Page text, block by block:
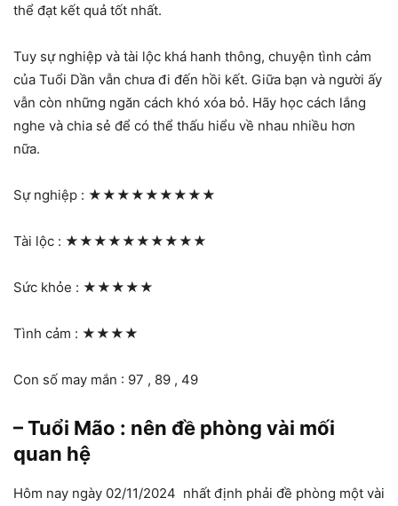
thể đạt kết quả tốt nhất.
Tuy sự nghiệp và tài lộc khá hanh thông, chuyện tình cảm
của Tuổi Dần vẫn chưa đi đến hồi kết. Giữa bạn và người ấy
vẫn còn những ngăn cách khó xóa bỏ. Hãy học cách lắng
nghe và chia sẻ để có thể thấu hiểu về nhau nhiều hơn
nữa.
Sự nghiệp : ★★★★★★★★★
Tài lộc : ★★★★★★★★★★
Sức khỏe : ★★★★★
Tình cảm : ★★★★
Con số may mắn : 97 , 89 , 49
– Tuổi Mão : nên đề phòng vài mối
quan hệ
Hôm nay ngày 02/11/2024 nhất định phải đề phòng một vài